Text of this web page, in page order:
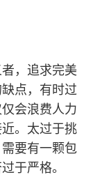
，追求完美
点，有时过
会浪费人力
。太过于挑
要有一颗包
于严格。